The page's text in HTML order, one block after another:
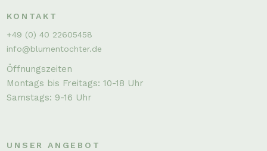
KONTAKT
+49 (0) 40 22605458
info@blumentochter.de
Öffnungszeiten
Montags bis Freitags: 10-18 Uhr
Samstags: 9-16 Uhr
UNSER ANGEBOT